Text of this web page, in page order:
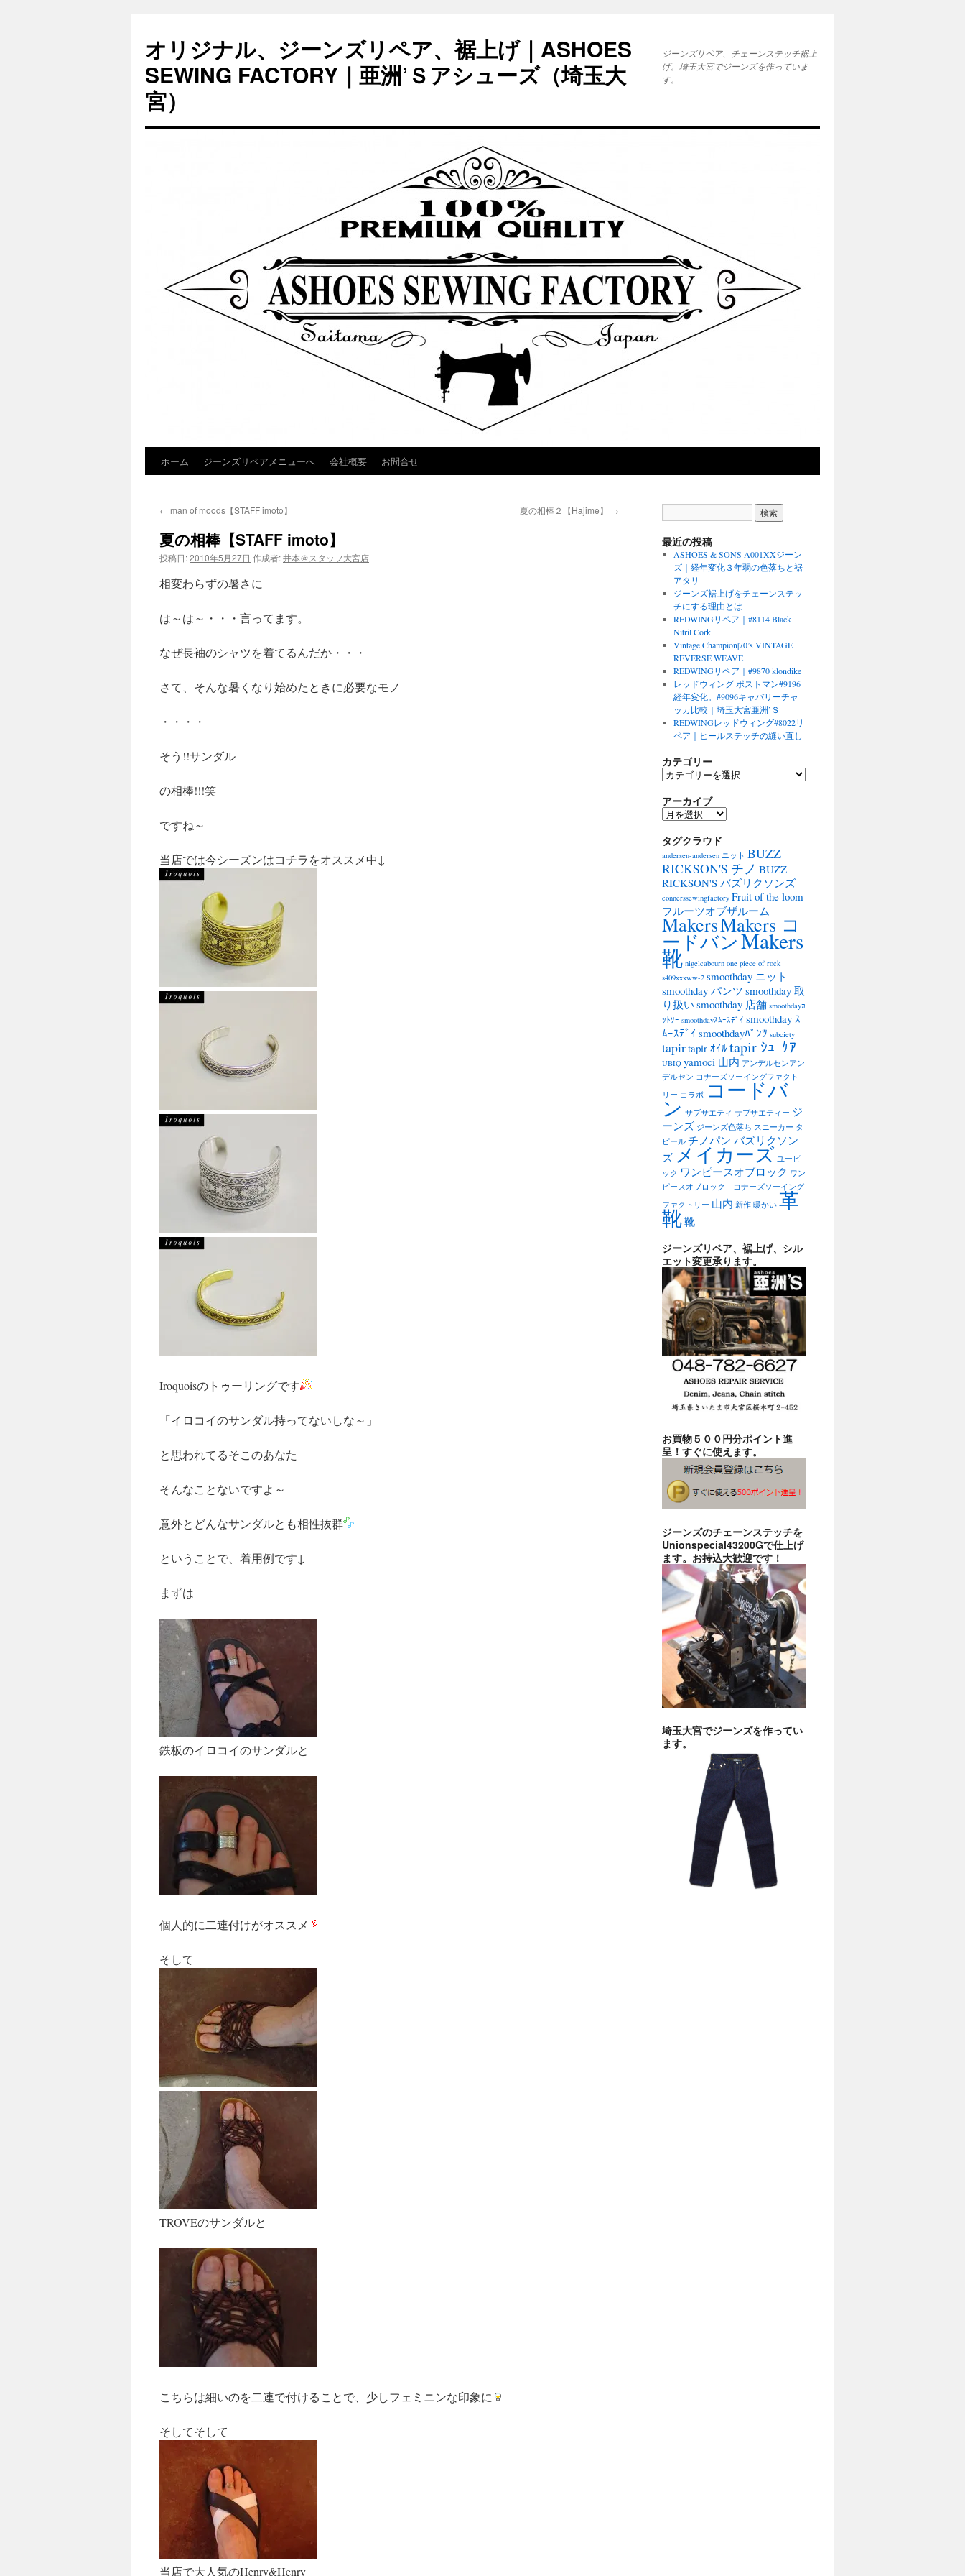
オリジナル、ジーンズリペア、裾上げ｜ASHOES
SEWING FACTORY｜亜洲’Ｓアシューズ（埼玉大
宮）
ジーンズリペア、チェーンステッチ裾上
げ。埼玉大宮でジーンズを作っていま
す。
テ
ン
ス
キ
ホーム ジーンズリペアメニューへ 会社概要 お問合せ
← man of moods【STAFF imoto】 夏の相棒２【Hajime】 →
夏の相棒【STAFF imoto】
投稿日:2010年5月27日 作成者:井本＠スタッフ大宮店
相変わらずの暑さに
は～は～・・・言ってます。
なぜ長袖のシャツを着てるんだか・・・
さて、そんな暑くなり始めたときに必要なモノ
・・・・
そう!!サンダル
の相棒!!!笑
ですね～
当店では今シーズンはコチラをオススメ中↓
Iroquoisのトゥーリングです
「イロコイのサンダル持ってないしな～」
と思われてるそこのあなた
そんなことないですよ～
意外とどんなサンダルとも相性抜群
ということで、着用例です↓
まずは
鉄板のイロコイのサンダルと
個人的に二連付けがオススメ
そして
TROVEのサンダルと
こちらは細いのを二連で付けることで、少しフェミニンな印象に
そしてそして
当店で大人気のHenry&Henry
最近の投稿
ASHOES & SONS A001XXジーン
ズ｜経年変化３年弱の色落ちと裾
アタリ
ジーンズ裾上げをチェーンステッ
チにする理由とは
REDWINGリペア｜#8114 Black
Nitril Cork
Vintage Champion|70’s VINTAGE
REVERSE WEAVE
REDWINGリペア｜#9870 klondike
レッドウィング ポストマン#9196
経年変化。#9096キャバリーチャ
ッカ比較｜埼玉大宮亜洲’Ｓ
REDWINGレッドウィング#8022リ
ペア｜ヒールステッチの縫い直し
カテゴリー
カ
ゴ
リ
アーカイブ
ア
カ
イ
ブ
タグクラウド
andersen-andersen ニット BUZZ
RICKSON'S チノ BUZZ
RICKSON'S バズリクソンズ
connerssewingfactory Fruit of the loom
フルーツオブザルーム
MakersMakers コ
ードバンMakers
靴 nigelcabourn one piece of rock
s409xxxww-2 smoothday ニット
smoothday パンツ smoothday 取
り扱い smoothday 店舗 smoothdayｶ
ｯﾄｿｰ smoothdayｽﾑｰｽﾃﾞｲ smoothday ｽ
ﾑｰｽﾃﾞｲ smoothdayﾊﾟﾝﾂ subciety
tapirtapir ｵｲﾙ tapir ｼｭｰｹｱ
UBIQ yamoci 山内 アンデルセンアン
デルセン コナーズソーイングファクト
リー コラボ コードバ
ン サブサエティ サブサエティー ジ
ーンズ ジーンズ色落ち スニーカー タ
ピール チノパン バズリクソン
ズ メイカーズ ユービ
ック ワンピースオブロック ワン
ピースオブロック コナーズソーイング
ファクトリー 山内 新作 暖かい 革
靴靴
ジーンズリペア、裾上げ、シル
エット変更承ります。
お買物５００円分ポイント進
呈！すぐに使えます。
ジーンズのチェーンステッチを
Unionspecial43200Gで仕上げ
ます。お持込大歓迎です！
埼玉大宮でジーンズを作ってい
ます。